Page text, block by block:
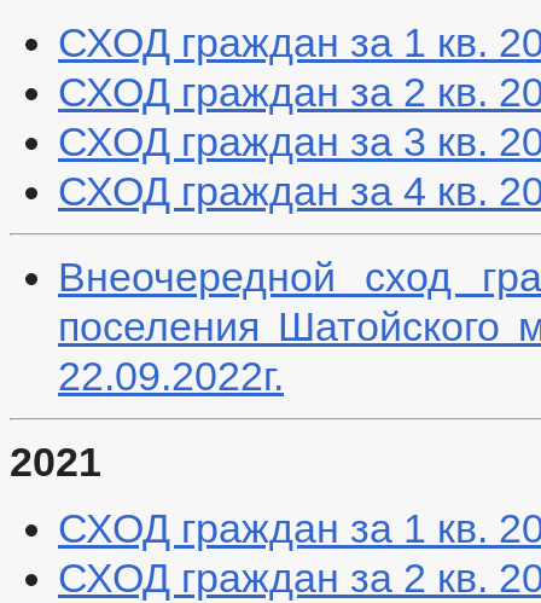
СХОД граждан за 1 кв.
СХОД граждан за 2 кв.
СХОД граждан за 3 кв.
СХОД граждан за 4 кв.
Внеочередной сход
поселения
22.09.2022г.
2021
СХОД граждан за 1 кв.
СХОД граждан за 2 кв.